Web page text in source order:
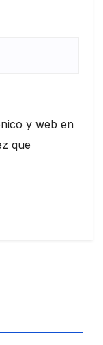
y web en
que